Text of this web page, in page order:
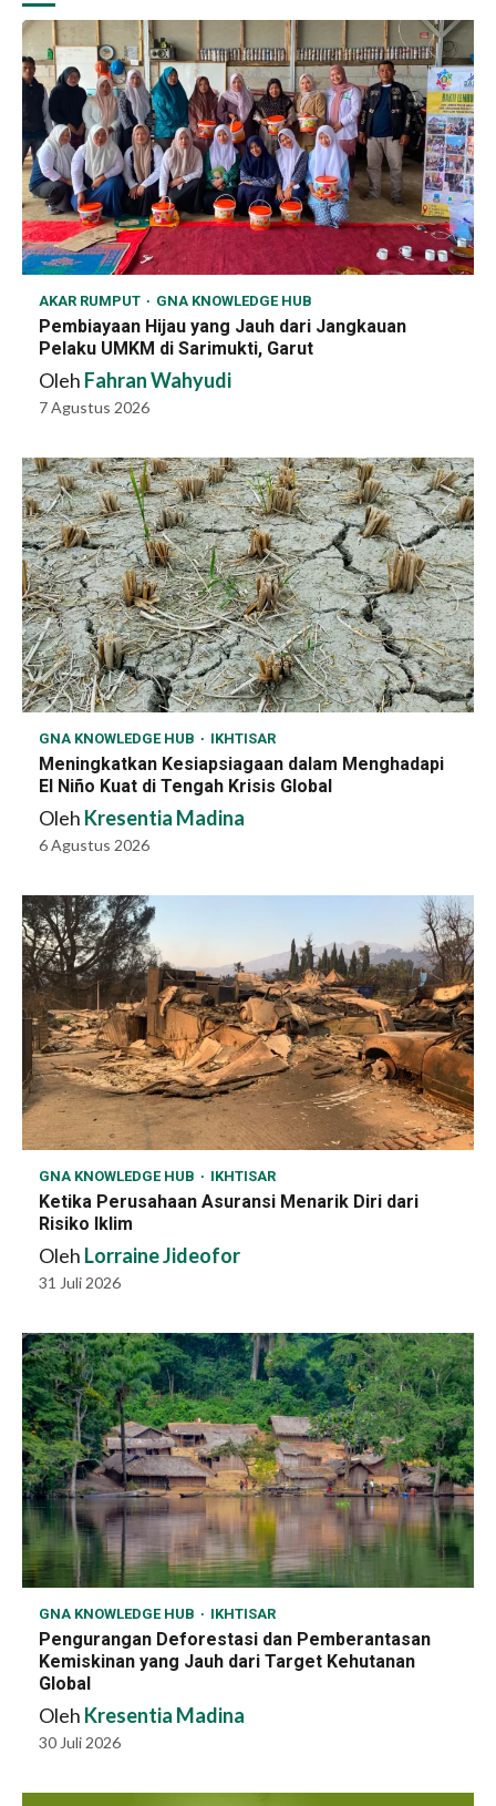
AKAR RUMPUT GNA KNOWLEDGE HUB
Pembiayaan Hijau yang Jauh dari Jangkauan
Pelaku UMKM di Sarimukti, Garut
Oleh Fahran Wahyudi
7 Agustus 2026
GNA KNOWLEDGE HUB IKHTISAR
Meningkatkan Kesiapsiagaan dalam Menghadapi
El Niño Kuat di Tengah Krisis Global
Oleh Kresentia Madina
6 Agustus 2026
GNA KNOWLEDGE HUB IKHTISAR
Ketika Perusahaan Asuransi Menarik Diri dari
Risiko Iklim
Oleh Lorraine Jideofor
31 Juli 2026
GNA KNOWLEDGE HUB IKHTISAR
Pengurangan Deforestasi dan Pemberantasan
Kemiskinan yang Jauh dari Target Kehutanan
Global
Oleh Kresentia Madina
30 Juli 2026